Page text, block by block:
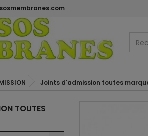
Joints d'admission toutes
TOUTES